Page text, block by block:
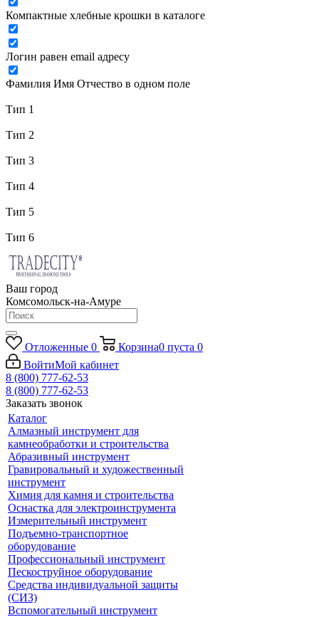
Компактные хлебные крошки в каталоге
Логин равен email адресу
Фамилия Имя Отчество в одном поле
Тип 1
Тип 2
Тип 3
Тип 4
Тип 5
Тип 6
Ваш город
Комсомольск-на-Амуре
Отложенные 0 Корзина0 пуста 0
ВойтиМой кабинет
8 (800) 777-62-53
8 (800) 777-62-53
Заказать звонок
Каталог
Алмазный инструмент для
камнеобработки и строительства
Абразивный инструмент
Гравировальный и художественный
инструмент
Химия для камня и строительства
Оснастка для электроинструмента
Измерительный инструмент
Подъемно-транспортное
оборудование
Профессиональный инструмент
Пескоструйное оборудование
Средства индивидуальной защиты
(СИЗ)
Вспомогательный инструмент